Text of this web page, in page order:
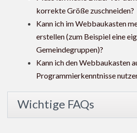
korrekte Größe zuschneiden?
Kann ich im Webbaukasten
erstellen (zum Beispiel eine
Gemeindegruppen)?
Kann ich den Webbaukasten
Programmierkenntnisse
Wichtige FAQs